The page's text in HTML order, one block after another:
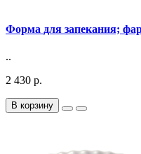
Форма для запекания;
..
2 430 р.
В корзину